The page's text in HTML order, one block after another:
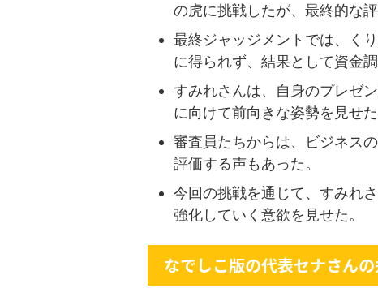
の虎に挑戦したが、最終的な
最終ジャッジメントでは、く
に得られず、結果として資金
すみれさんは、自身のプレゼ
に向けて前向きな姿勢を見せた
審査員たちからは、ビジネス
評価する声もあった。
今回の挑戦を通じて、すみれ
強化していく意欲を見せた。
なでしこ版の代表セナさん